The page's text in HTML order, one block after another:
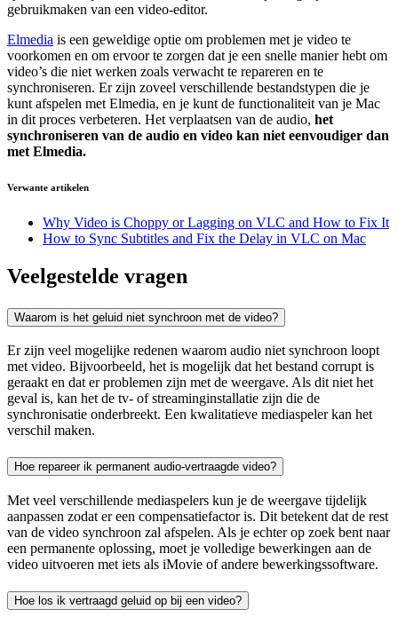
gebruikmaken van een video-editor.
Elmedia is een geweldige optie om problemen met je video te
voorkomen en om ervoor te zorgen dat je een snelle manier hebt om
video’s die niet werken zoals verwacht te repareren en te
synchroniseren. Er zijn zoveel verschillende bestandstypen die je
kunt afspelen met Elmedia, en je kunt de functionaliteit van je Mac
in dit proces verbeteren. Het verplaatsen van de audio, het
synchroniseren van de audio en video kan niet eenvoudiger dan
met Elmedia.
Verwante artikelen
Why Video is Choppy or Lagging on VLC and How to Fix It
How to Sync Subtitles and Fix the Delay in VLC on Mac
Veelgestelde vragen
Waarom is het geluid niet synchroon met de video?
Er zijn veel mogelijke redenen waarom audio niet synchroon loopt
met video. Bijvoorbeeld, het is mogelijk dat het bestand corrupt is
geraakt en dat er problemen zijn met de weergave. Als dit niet het
geval is, kan het de tv- of streaminginstallatie zijn die de
synchronisatie onderbreekt. Een kwalitatieve mediaspeler kan het
verschil maken.
Hoe repareer ik permanent audio-vertraagde video?
Met veel verschillende mediaspelers kun je de weergave tijdelijk
aanpassen zodat er een compensatiefactor is. Dit betekent dat de rest
van de video synchroon zal afspelen. Als je echter op zoek bent naar
een permanente oplossing, moet je volledige bewerkingen aan de
video uitvoeren met iets als iMovie of andere bewerkingssoftware.
Hoe los ik vertraagd geluid op bij een video?